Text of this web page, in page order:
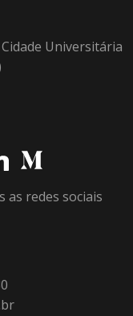
Universitária
as redes sociais